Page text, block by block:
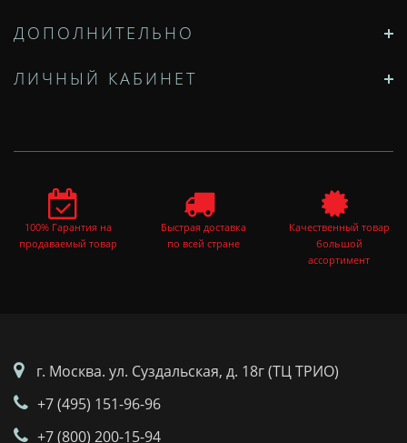
ДОПОЛНИТЕЛЬНО
ЛИЧНЫЙ КАБИНЕТ
100% Гарантия на
продаваемый товар
Быстрая доставка
по всей стране
Качественный товар
большой
ассортимент
г. Москва. ул. Суздальская, д. 18г (ТЦ ТРИО)
+7 (495) 151-96-96
+7 (800) 200-15-94